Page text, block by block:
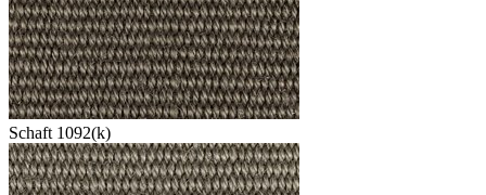
Schaft 1092(k)